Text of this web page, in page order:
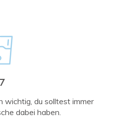
7
wichtig, du solltest immer
dabei haben.